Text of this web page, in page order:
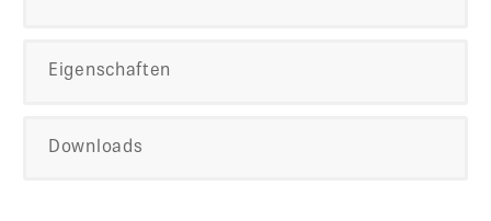
Eigenschaften
Downloads